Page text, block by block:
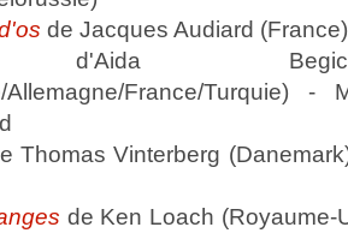
de Jacques Audiard (France)
Begic
Allemagne/France/Turquie)
Thomas Vinterberg
de Ken Loach (Royaume-